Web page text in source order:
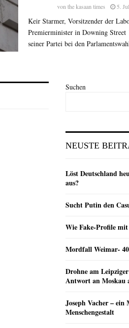
vonthe kasaan times 5.
Keir Starmer, Vorsitzender der
Premierminister in Downing Street
seiner Partei bei den
Suchen
NEUSTE
Löst Deutschland
aus?
Sucht Putin den
Wie Fake-Profile mit
Mordfall Weimar-
Drohne am
Antwort an Moskau
Joseph Vacher –
Menschengestalt